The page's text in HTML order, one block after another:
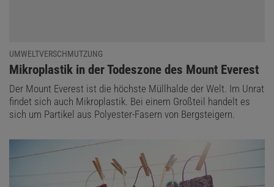
UMWELTVERSCHMUTZUNG
:
Mikroplastik in der Todeszone des Mount Everest
Der Mount Everest ist die höchste Müllhalde der Welt. Im Unrat
findet sich auch Mikroplastik. Bei einem Großteil handelt es
sich um Partikel aus Polyester-Fasern von Bergsteigern.